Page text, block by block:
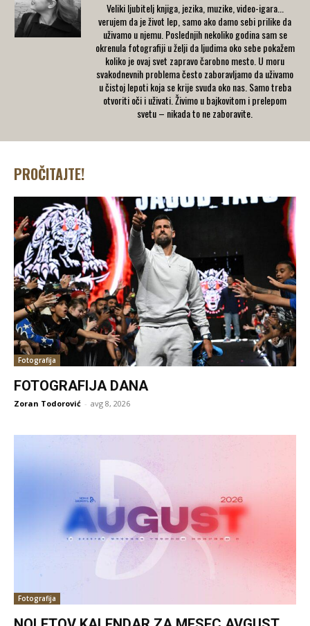
Veliki ljubitelj knjiga, jezika, muzike, video-igara...
verujem da je život lep, samo ako damo sebi prilike da
uživamo u njemu. Poslednjih nekoliko godina sam se
okrenula fotografiji u želji da ljudima oko sebe pokažem
koliko je ovaj svet zapravo čarobno mesto. U moru
svakodnevnih problema često zaboravljamo da uživamo
u čistoj lepoti koja se krije svuda oko nas. Samo treba
otvoriti oči i uživati. Živimo u bajkovitom i prelepom
svetu – nikada to ne zaboravite.
PROČITAJTE!
Fotografija
FOTOGRAFIJA DANA
Zoran Todorović - avg 8, 2026
Fotografija